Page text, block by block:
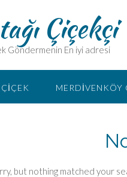
Çiçekçi
Göndermenin En iyi adresi
MERDIVENKÖY
but nothing matched your